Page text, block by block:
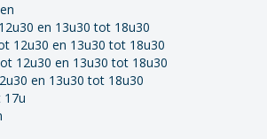
en 13u30 tot 18u30
12u30 en 13u30 tot 18u30
12u30 en 13u30 tot 18u30
en 13u30 tot 18u30
17u